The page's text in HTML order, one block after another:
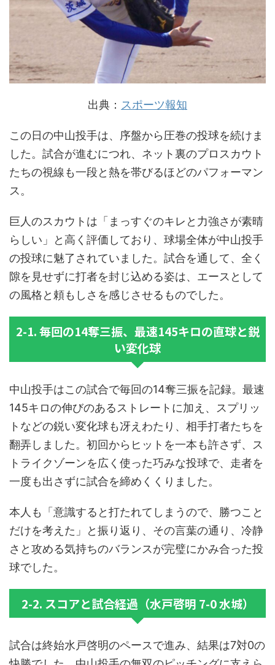
出典： スポーツ報知
この日の中山投手は、序盤から圧巻の投球を続けま
した。試合が進むにつれ、ネット裏のプロスカウト
たちの視線も一段と熱を帯びるほどのパフォーマン
ス。
巨人のスカウトは「まっすぐのキレと力強さが素晴
らしい」と高く評価しており、球場全体が中山投手
の投球に魅了されていました。試合を通して、全く
隙を見せずに打者を封じ込める姿は、エースとして
の風格と頼もしさを感じさせるものでした。
2-1. 毎回の14奪三振、最速145キロの直球と鋭
い変化球
中山投手はこの試合で毎回の14奪三振を記録。最速
145キロの伸びのあるストレートに加え、スプリッ
トなどの鋭い変化球も冴えわたり、相手打者たちを
翻弄しました。初回からヒットを一本も許さず、ス
トライクゾーンを広く使った巧みな投球で、走者を
一度も出さずに試合を締めくくりました。
本人も「意識すると打たれてしまうので、勝つこと
だけを考えた」と振り返り、その言葉の通り、冷静
さと攻める気持ちのバランスが完璧にかみ合った投
球でした。
2-2. スコアと試合経過（水戸啓明 7-0 水城）
試合は終始水戸啓明のペースで進み、結果は7対0の